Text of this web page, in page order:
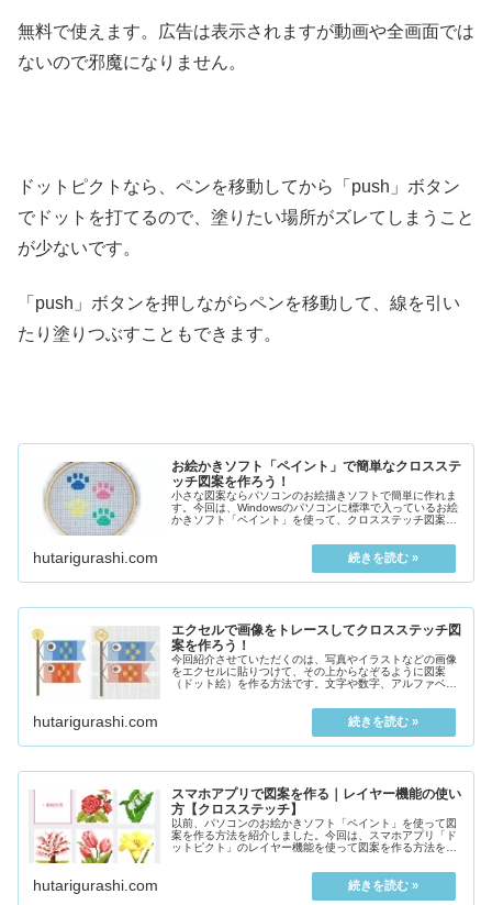
無料で使えます。広告は表示されますが動画や全画面では
ないので邪魔になりません。
ドットピクトなら、ペンを移動してから「push」ボタン
でドットを打てるので、塗りたい場所がズレてしまうこと
が少ないです。
「push」ボタンを押しながらペンを移動して、線を引い
たり塗りつぶすこともできます。
お絵かきソフト「ペイント」で簡単なクロスステ
ッチ図案を作ろう！
小さな図案ならパソコンのお絵描きソフトで簡単に作れま
す。今回は、Windowsのパソコンに標準で入っているお絵
かきソフト「ペイント」を使って、クロスステッチ図案を
hutarigurashi.com
エクセルで画像をトレースしてクロスステッチ図
案を作ろう！
今回紹介させていただくのは、写真やイラストなどの画像
をエクセルに貼りつけて、その上からなぞるように図案
（ドット絵）を作る方法です。文字や数字、アルファベッ
hutarigurashi.com
スマホアプリで図案を作る｜レイヤー機能の使い
方【クロスステッチ】
以前、パソコンのお絵かきソフト「ペイント」を使って図
案を作る方法を紹介しました。今回は、スマホアプリ「ド
ットピクト」のレイヤー機能を使って図案を作る方法を解
hutarigurashi.com